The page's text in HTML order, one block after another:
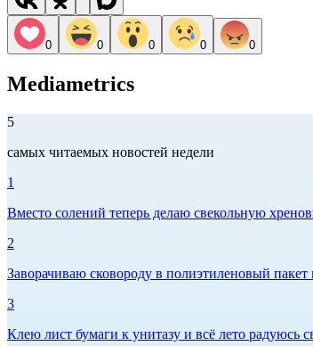
0 0 0 0 0
Mediametrics
5
самых читаемых новостей недели
1
Вместо солений теперь делаю свекольную
2
Заворачиваю сковороду в полиэтиленовый пакет
3
Клею лист бумаги к унитазу и всё лето радуюсь